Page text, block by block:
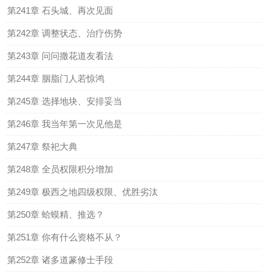
第241章 石头城、再次见面
第242章 调整状态、治疗伤势
第243章 问问撒花道友看法
第244章 胭脂门人若惊鸿
第245章 选择地块、安排妥当
第246章 我当年第一次见他是
第247章 祭祀大典
第248章 全员权限积分增加
第249章 极西之地四级权限、优胜劣汰
第250章 蛤蟆精、推选？
第251章 你有什么资格不从？
第252章 诸多道篆修士手段